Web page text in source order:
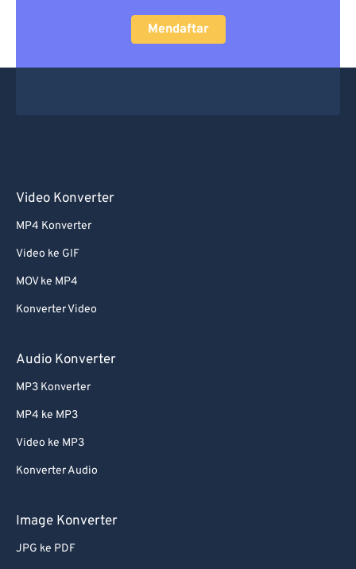
Mendaftar
Video Konverter
MP4 Konverter
Video ke GIF
MOV ke MP4
Konverter Video
Audio Konverter
MP3 Konverter
MP4 ke MP3
Video ke MP3
Konverter Audio
Image Konverter
JPG ke PDF